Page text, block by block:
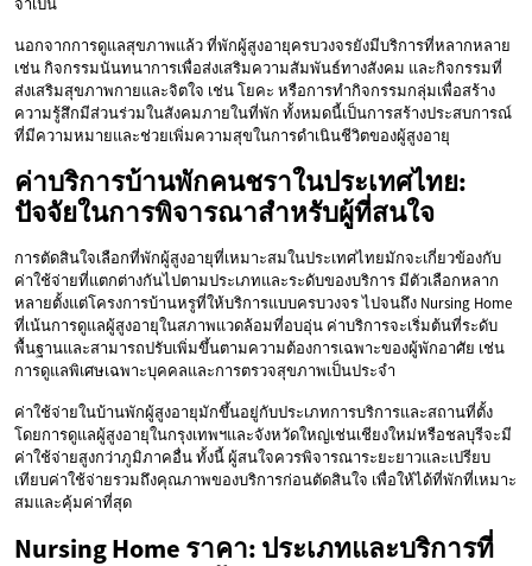
จำเป็น
นอกจากการดูแลสุขภาพแล้ว ที่พักผู้สูงอายุครบวงจรยังมีบริการที่หลากหลาย
เช่น กิจกรรมนันทนาการเพื่อส่งเสริมความสัมพันธ์ทางสังคม และกิจกรรมที่
ส่งเสริมสุขภาพกายและจิตใจ เช่น โยคะ หรือการทำกิจกรรมกลุ่มเพื่อสร้าง
ความรู้สึกมีส่วนร่วมในสังคมภายในที่พัก ทั้งหมดนี้เป็นการสร้างประสบการณ์
ที่มีความหมายและช่วยเพิ่มความสุขในการดำเนินชีวิตของผู้สูงอายุ
ค่าบริการบ้านพักคนชราในประเทศไทย:
ปัจจัยในการพิจารณาสำหรับผู้ที่สนใจ
การตัดสินใจเลือกที่พักผู้สูงอายุที่เหมาะสมในประเทศไทยมักจะเกี่ยวข้องกับ
ค่าใช้จ่ายที่แตกต่างกันไปตามประเภทและระดับของบริการ มีตัวเลือกหลาก
หลายตั้งแต่โครงการบ้านหรูที่ให้บริการแบบครบวงจร ไปจนถึง Nursing Home
ที่เน้นการดูแลผู้สูงอายุในสภาพแวดล้อมที่อบอุ่น ค่าบริการจะเริ่มต้นที่ระดับ
พื้นฐานและสามารถปรับเพิ่มขึ้นตามความต้องการเฉพาะของผู้พักอาศัย เช่น
การดูแลพิเศษเฉพาะบุคคลและการตรวจสุขภาพเป็นประจำ
ค่าใช้จ่ายในบ้านพักผู้สูงอายุมักขึ้นอยู่กับประเภทการบริการและสถานที่ตั้ง
โดยการดูแลผู้สูงอายุในกรุงเทพฯและจังหวัดใหญ่เช่นเชียงใหม่หรือชลบุรีจะมี
ค่าใช้จ่ายสูงกว่าภูมิภาคอื่น ทั้งนี้ ผู้สนใจควรพิจารณาระยะยาวและเปรียบ
เทียบค่าใช้จ่ายรวมถึงคุณภาพของบริการก่อนตัดสินใจ เพื่อให้ได้ที่พักที่เหมาะ
สมและคุ้มค่าที่สุด
Nursing Home ราคา: ประเภทและบริการที่